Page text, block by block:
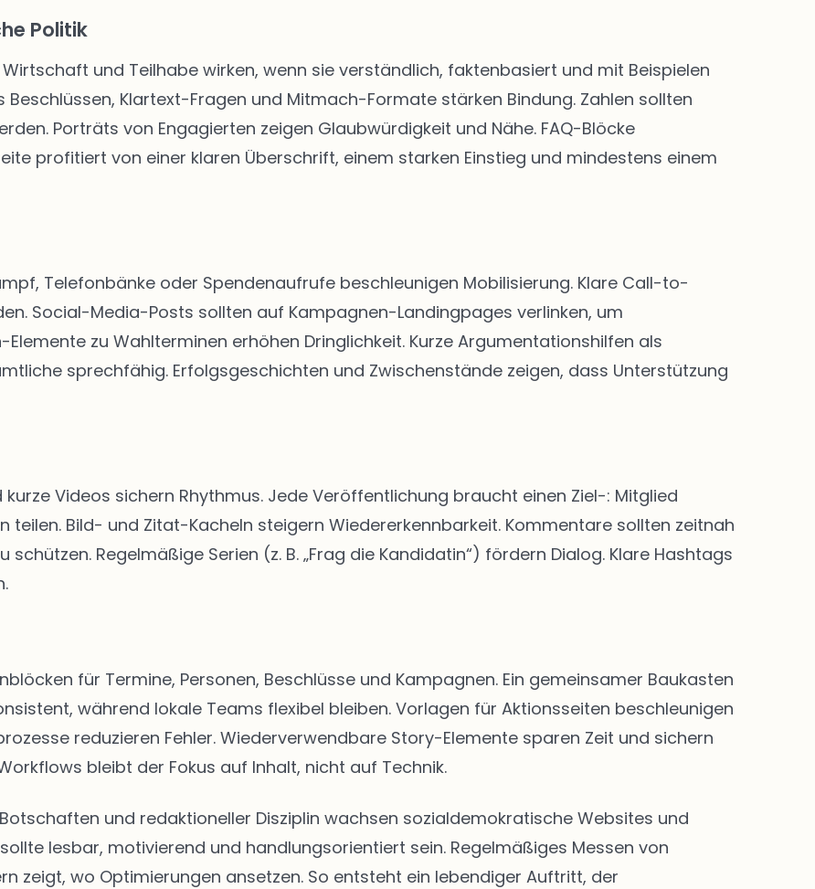
Politik
und Teilhabe wirken, wenn sie verständlich, faktenbasiert und mit Beispielen
Klartext-Fragen und Mitmach-Formate stärken Bindung. Zahlen sollten
Porträts von Engagierten zeigen Glaubwürdigkeit und Nähe. FAQ-Blöcke
profitiert von einer klaren Überschrift, einem starken Einstieg und mindestens einem
Telefonbänke oder Spendenaufrufe beschleunigen Mobilisierung. Klare Call-to-
Social-Media-Posts sollten auf Kampagnen-Landingpages verlinken, um
zu Wahlterminen erhöhen Dringlichkeit. Kurze Argumentationshilfen als
sprechfähig. Erfolgsgeschichten und Zwischenstände zeigen, dass Unterstützung
Videos sichern Rhythmus. Jede Veröffentlichung braucht einen Ziel-: Mitglied
teilen. Bild- und Zitat-Kacheln steigern Wiedererkennbarkeit. Kommentare sollten zeitnah
Regelmäßige Serien (z. B. „Frag die Kandidatin“) fördern Dialog. Klare Hashtags
für Termine, Personen, Beschlüsse und Kampagnen. Ein gemeinsamer Baukasten
während lokale Teams flexibel bleiben. Vorlagen für Aktionsseiten beschleunigen
reduzieren Fehler. Wiederverwendbare Story-Elemente sparen Zeit und sichern
bleibt der Fokus auf Inhalt, nicht auf Technik.
und redaktioneller Disziplin wachsen sozialdemokratische Websites und
lesbar, motivierend und handlungsorientiert sein. Regelmäßiges Messen von
zeigt, wo Optimierungen ansetzen. So entsteht ein lebendiger Auftritt, der